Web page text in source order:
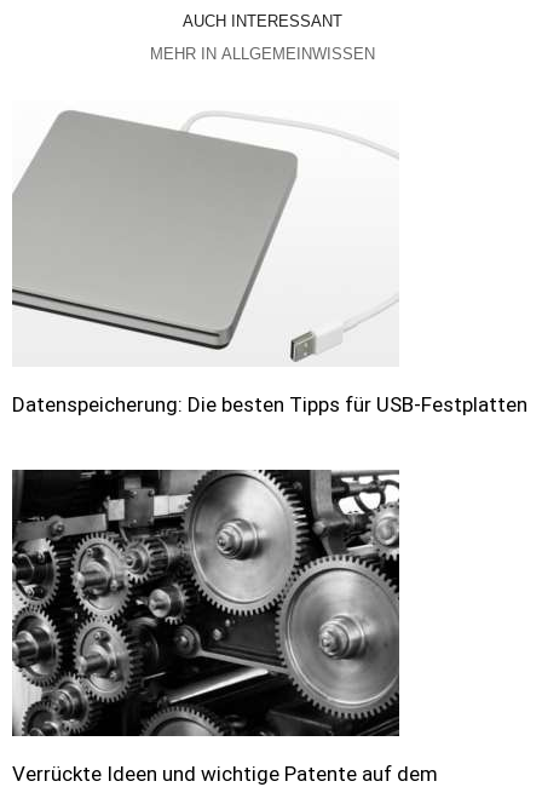
AUCH INTERESSANT
MEHR IN ALLGEMEINWISSEN
Datenspeicherung: Die besten Tipps für USB-Festplatten
Verrückte Ideen und wichtige Patente auf dem